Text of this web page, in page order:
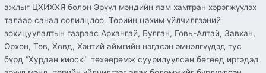
ажлыг ЦХИХХЯ болон Эрүүл мэндийн яам хамтран хэрэгжүүлэх
талаар санал солилцлоо. Төрийн цахим үйлчилгээний
зохицуулалтын газраас Архангай, Булган, Говь-Алтай, Завхан,
Орхон, Төв, Ховд, Хэнтий аймгийн нэгдсэн эмнэлгүүдэд тус
бүрд “Хурдан киоск” төхөөрөмж суурилуулсан бөгөөд иргэдэд